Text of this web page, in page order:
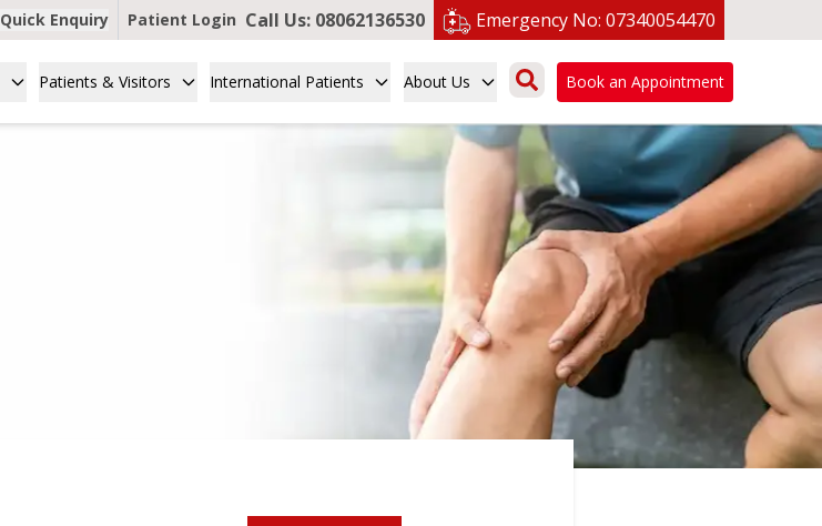
Quick Enquiry Patient Login Call Us: 08062136530 Emergency No: 07340054470
Patients & Visitors International Patients About Us Book an Appointment